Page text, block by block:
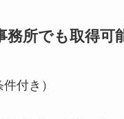
務所でも取得可
付き）